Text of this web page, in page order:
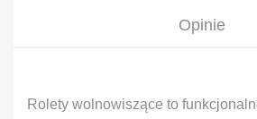
Opinie
Rolety wolnowiszące to